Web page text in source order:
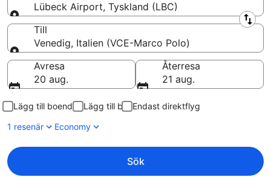
Lübeck Airport, Tyskland (LBC)
Från
Till
Venedig, Italien (VCE-Marco Polo)
Till
Avresa
20 aug.
Återresa
21 aug.
Lägg till boende Lägg till bil
Endast direktflyg
1 resenär
Economy
Sök